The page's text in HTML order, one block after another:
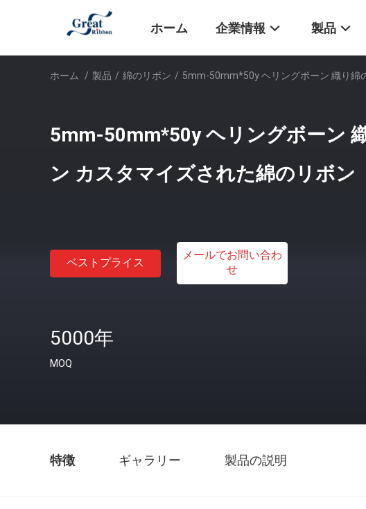
ホーム 企業情報 製品
ホーム / 製品 / 綿のリボン / 5mm-50mm*50y ヘリングボーン 織り綿
5mm-50mm*50y ヘリングボーン
ン カスタマイズされた綿のリボン
ベストプライス
メールでお問い合わ
せ
5000年
MOQ
特徴 ギャラリー 製品の説明